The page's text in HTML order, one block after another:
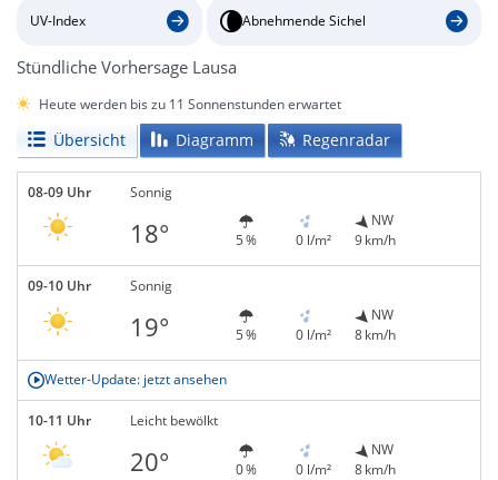
UV-Index Abnehmende Sichel
Stündliche Vorhersage Lausa
Heute werden bis zu 11 Sonnenstunden erwartet
Übersicht Diagramm Regenradar
08-09 Uhr Sonnig
18° 5 % 0 l/m²
NW
9 km/h
09-10 Uhr Sonnig
19° 5 % 0 l/m²
NW
8 km/h
Wetter-Update: jetzt ansehen
10-11 Uhr Leicht bewölkt
20° 0 % 0 l/m²
NW
8 km/h